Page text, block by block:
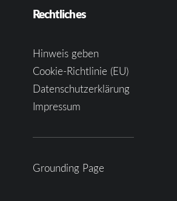
Rechtliches
Hinweis geben
Cookie-Richtlinie (EU)
Datenschutzerklärung
Impressum
Grounding Page